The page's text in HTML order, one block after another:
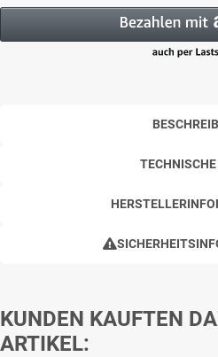
TECHNISCHE
KUNDEN KAUFTEN
ARTIKEL: